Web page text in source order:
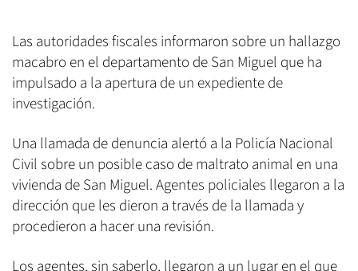
Las autoridades fiscales informaron sobre un hallazgo
macabro en el departamento de San Miguel que ha
impulsado a la apertura de un expediente de
investigación.
Una llamada de denuncia alertó a la Policía Nacional
Civil sobre un posible caso de maltrato animal en una
vivienda de San Miguel. Agentes policiales llegaron a la
dirección que les dieron a través de la llamada y
procedieron a hacer una revisión.
Los agentes, sin saberlo, llegaron a un lugar en el que